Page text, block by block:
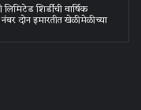
शिर्डीची वार्षिक
दोन इमारतीत खेळीमेळीच्या